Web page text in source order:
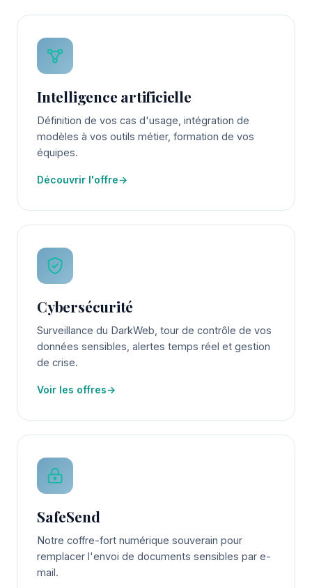
Intelligence artificielle
Définition de vos cas d'usage, intégration de
modèles à vos outils métier, formation de vos
équipes.
Découvrir l'offre→
Cybersécurité
Surveillance du DarkWeb, tour de contrôle de vos
données sensibles, alertes temps réel et gestion
de crise.
Voir les offres→
SafeSend
Notre coffre-fort numérique souverain pour
remplacer l'envoi de documents sensibles par e-
mail.